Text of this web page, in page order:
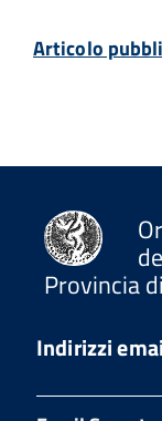
Articolo
Provincia
Indirizzi